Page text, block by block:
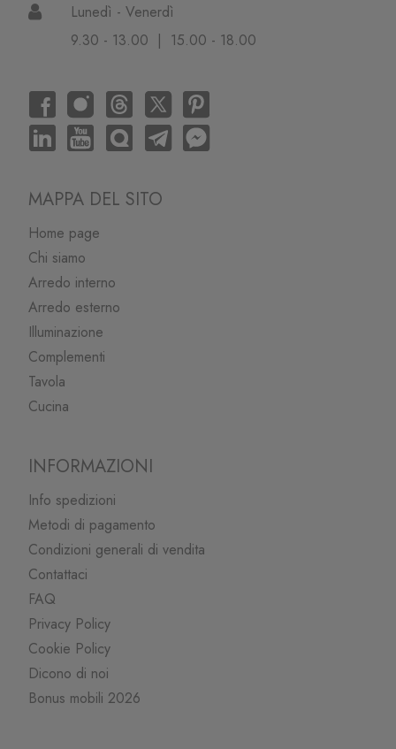
Lunedì - Venerdì
9.30 - 13.00 | 15.00 - 18.00
MAPPA DEL SITO
Home page
Chi siamo
Arredo interno
Arredo esterno
Illuminazione
Complementi
Tavola
Cucina
INFORMAZIONI
Info spedizioni
Metodi di pagamento
Condizioni generali di vendita
Contattaci
FAQ
Privacy Policy
Cookie Policy
Dicono di noi
Bonus mobili 2026